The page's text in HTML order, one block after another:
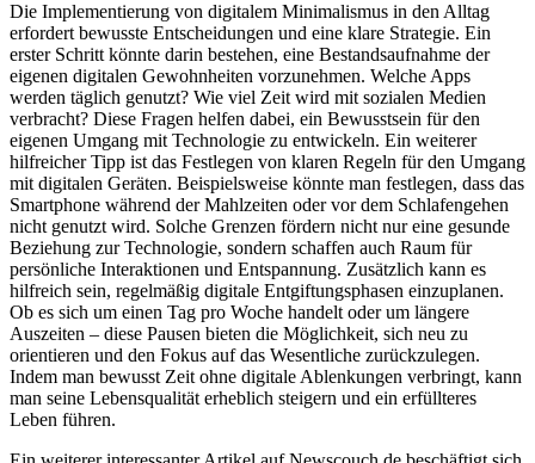
Die Implementierung von digitalem Minimalismus in den Alltag
erfordert bewusste Entscheidungen und eine klare Strategie. Ein
erster Schritt könnte darin bestehen, eine Bestandsaufnahme der
eigenen digitalen Gewohnheiten vorzunehmen. Welche Apps
werden täglich genutzt? Wie viel Zeit wird mit sozialen Medien
verbracht? Diese Fragen helfen dabei, ein Bewusstsein für den
eigenen Umgang mit Technologie zu entwickeln. Ein weiterer
hilfreicher Tipp ist das Festlegen von klaren Regeln für den Umgang
mit digitalen Geräten. Beispielsweise könnte man festlegen, dass das
Smartphone während der Mahlzeiten oder vor dem Schlafengehen
nicht genutzt wird. Solche Grenzen fördern nicht nur eine gesunde
Beziehung zur Technologie, sondern schaffen auch Raum für
persönliche Interaktionen und Entspannung. Zusätzlich kann es
hilfreich sein, regelmäßig digitale Entgiftungsphasen einzuplanen.
Ob es sich um einen Tag pro Woche handelt oder um längere
Auszeiten – diese Pausen bieten die Möglichkeit, sich neu zu
orientieren und den Fokus auf das Wesentliche zurückzulegen.
Indem man bewusst Zeit ohne digitale Ablenkungen verbringt, kann
man seine Lebensqualität erheblich steigern und ein erfüllteres
Leben führen.